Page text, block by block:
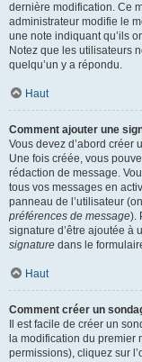
dernière modification. Ce
administrateur modifie le
une note indiquant qu’ils
Notez que les utilisateurs
quelqu’un y a répondu.
Haut
Comment ajouter une
Vous devez d’abord créer
Une fois créée, vous
rédaction de message.
tous vos messages en
panneau de l’utilisateur
préférences de message).
signature d’être ajoutée à
signature dans le
Haut
Comment créer un
Il est facile de créer un
la modification du premier
permissions), cliquez sur